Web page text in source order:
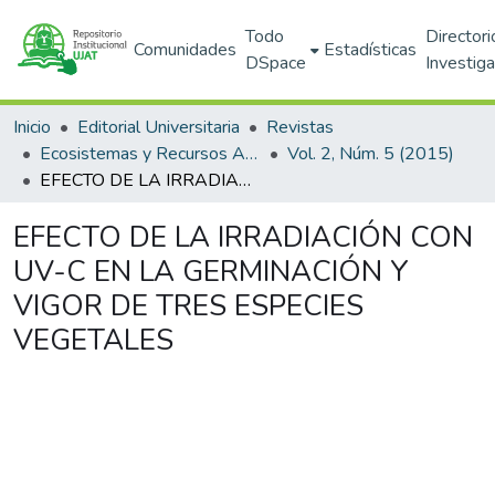
Comunidades
Todo
DSpace
Estadísticas
Inicio Editorial Universitaria
Revistas
Ecosistemas y Recursos Agropecuarios
Vol. 2, Núm. 5 (2015)
EFECTO DE LA IRRADIACIÓN CON UV-C EN LA GERMINACIÓN Y VIGOR DE TRES ESPECIES VEGETALES
EFECTO DE LA IRRADIACIÓN CON
UV-C EN LA GERMINACIÓN Y
VIGOR DE TRES ESPECIES
VEGETALES